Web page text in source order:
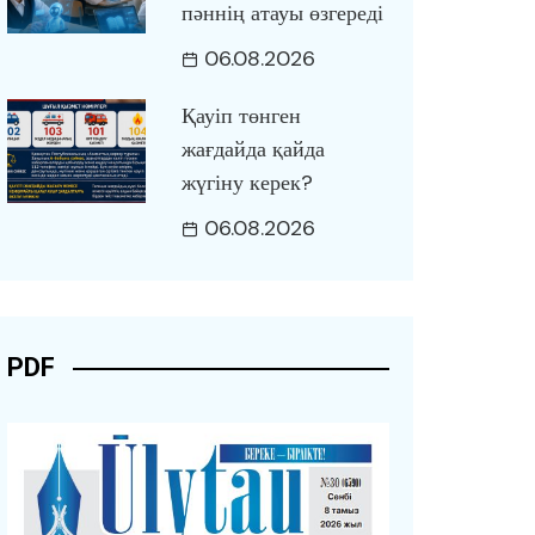
пәннің атауы өзгереді
06.08.2026
Қауіп төнген
жағдайда қайда
жүгіну керек?
06.08.2026
PDF